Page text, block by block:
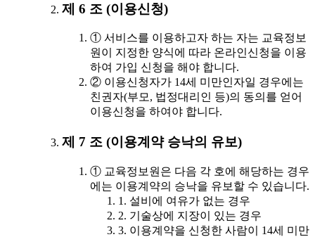
제 6 조 (이용신청)
① 서비스를 이용하고자 하는 자는 교육정보
원이 지정한 양식에 따라 온라인신청을 이용
하여 가입 신청을 해야 합니다.
② 이용신청자가 14세 미만인자일 경우에는
친권자(부모, 법정대리인 등)의 동의를 얻어
이용신청을 하여야 합니다.
제 7 조 (이용계약 승낙의 유보)
① 교육정보원은 다음 각 호에 해당하는 경우
에는 이용계약의 승낙을 유보할 수 있습니다.
1. 설비에 여유가 없는 경우
2. 기술상에 지장이 있는 경우
3. 이용계약을 신청한 사람이 14세 미만